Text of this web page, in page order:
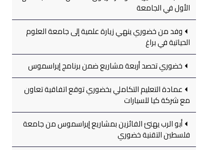
الأول في الجامعة
وفد من خضوري ينهي زيارة علمية إلى جامعة العلوم
الحياتية في براغ
خضوري تحصد أربعة مشاريع ضمن برنامج إيراسموس
عمادة التعليم التكاملي بخضوري توقع اتفاقية تعاون
مع شركة كيا للسيارات
أبو الرب يهنئ الفائزين بمشاريع إيراسموس من جامعة
فلسطين التقنية خضوري